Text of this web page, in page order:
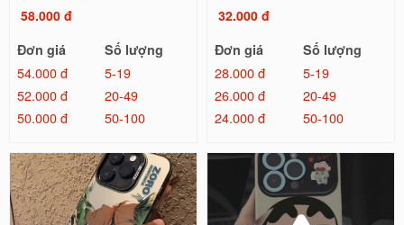
58.000 đ
Đơn giá
Số lượng
54.000 đ
5-19
52.000 đ
20-49
50.000 đ
50-100
32.000 đ
Đơn giá
Số lượng
28.000 đ
5-19
26.000 đ
20-49
24.000 đ
50-100